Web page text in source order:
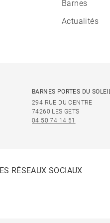
Barnes
Actualités
BARNES PORTES DU
294 RUE DU CENTRE
74260 LES GETS
04 50 74 14 51
RÉSEAUX SOCIAUX